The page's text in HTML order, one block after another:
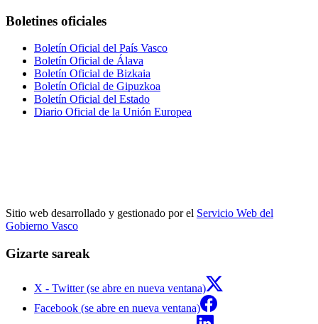
Boletines oficiales
Boletín Oficial del País Vasco
Boletín Oficial de Álava
Boletín Oficial de Bizkaia
Boletín Oficial de Gipuzkoa
Boletín Oficial del Estado
Diario Oficial de la Unión Europea
Sitio web desarrollado y gestionado por el Servicio Web del
Gobierno Vasco
Gizarte sareak
X - Twitter (se abre en nueva ventana)
Facebook (se abre en nueva ventana)